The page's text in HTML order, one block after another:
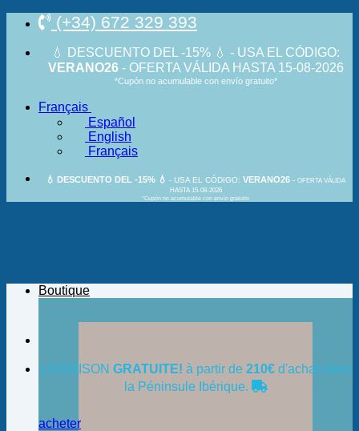
Passer
(+34) 672 329 393
💧 DESCUENTO DEL -15% 💧 - USA EL CÓDIGO:
VERANO26- OFERTA VÁLIDA HASTA 15-08-2026
*Cupón no acumulable con envío gratuito*
Français
Español
English
Français
💧 DESCUENTO DEL -15% 💧 - USA EL CÓDIGO: VERANO26 - OFERTA VÁLIDA
HASTA 15-08-2026
*Cupón no acumulable con envío gratuito
LIVRAISON GRATUITE! à partir de 210€ d'achat dans
la Péninsule Ibérique.
acheter
Boutique